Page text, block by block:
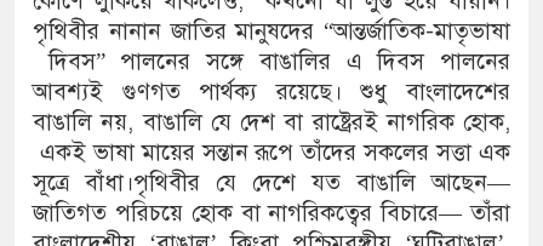
পৃথিবীর নানান জাতির মানুষদের “আন্তর্জাতিক-মাতৃভাষা
দিবস” পালনের সঙ্গে বাঙালির এ দিবস পালনের
আবশ্যই গুণগত পার্থক্য রয়েছে। শুধু বাংলাদেশের
বাঙালি নয়, বাঙালি যে দেশ বা রাষ্ট্রেরই নাগরিক হোক,
একই ভাষা মায়ের সন্তান রূপে তাঁদের সকলের সত্তা এক
সূত্রে বাঁধা।পৃথিবীর যে দেশে যত বাঙালি আছেন—
জাতিগত পরিচয়ে হোক বা নাগরিকত্বের বিচারে— তাঁরা